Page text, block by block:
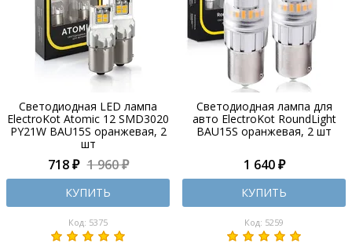
Светодиодная LED лампа
ElectroKot Atomic 12 SMD3020
PY21W BAU15S оранжевая, 2
шт
718 ₽ 1 960 ₽
КУПИТЬ
Код: 5375
Светодиодная лампа для
авто ElectroKot RoundLight
BAU15S оранжевая, 2 шт
1 640 ₽
КУПИТЬ
Код: 5259